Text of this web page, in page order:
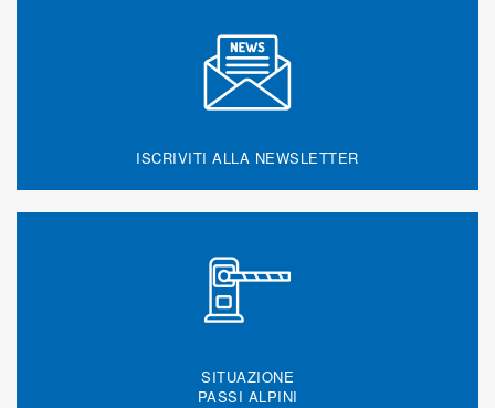
ISCRIVITI ALLA NEWSLETTER
SITUAZIONE
PASSI ALPINI